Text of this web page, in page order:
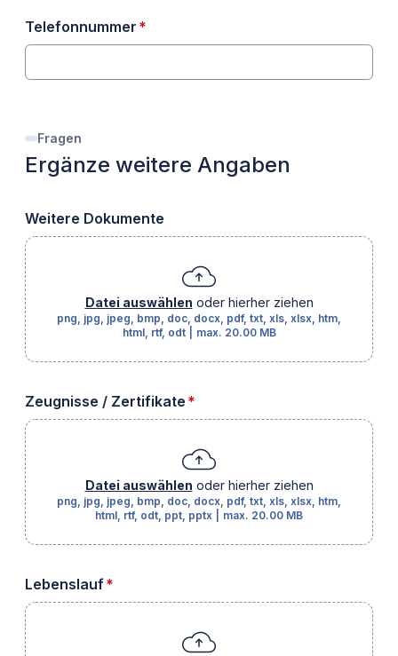
Telefonnummer *
Fragen
Ergänze weitere Angaben
Weitere Dokumente
Datei auswählen oder hierher ziehen
png, jpg, jpeg, bmp, doc, docx, pdf, txt, xls, xlsx, htm,
html, rtf, odt
max. 20.00 MB
Zeugnisse / Zertifikate *
Datei auswählen oder hierher ziehen
png, jpg, jpeg, bmp, doc, docx, pdf, txt, xls, xlsx, htm,
html, rtf, odt, ppt, pptx
max. 20.00 MB
Lebenslauf*